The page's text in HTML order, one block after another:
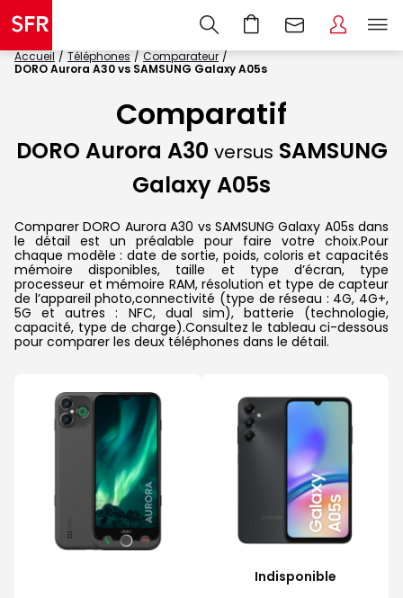
Accueil Téléphones
Comparateur
DORO Aurora A30 vs SAMSUNG Galaxy A05s
Comparatif
DORO Aurora A30 versus SAMSUNG
Galaxy A05s
Comparer DORO Aurora A30 vs SAMSUNG Galaxy A05s dans
le détail est un préalable pour faire votre choix.Pour
chaque modèle : date de sortie, poids, coloris et capacités
mémoire disponibles, taille et type d’écran, type
processeur et mémoire RAM, résolution et type de capteur
de l’appareil photo,connectivité (type de réseau : 4G, 4G+,
5G et autres : NFC, dual sim), batterie (technologie,
capacité, type de charge).Consultez le tableau ci-dessous
pour comparer les deux téléphones dans le détail.
Indisponible